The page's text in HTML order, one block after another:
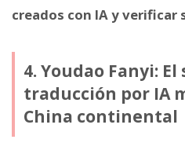
creados con IA y verificar
4. Youdao Fanyi:
traducción por IA
China continental